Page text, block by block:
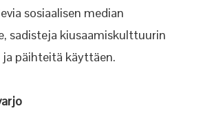
sosiaalisen median
sadisteja kiusaamiskulttuurin
ja päihteitä käyttäen.